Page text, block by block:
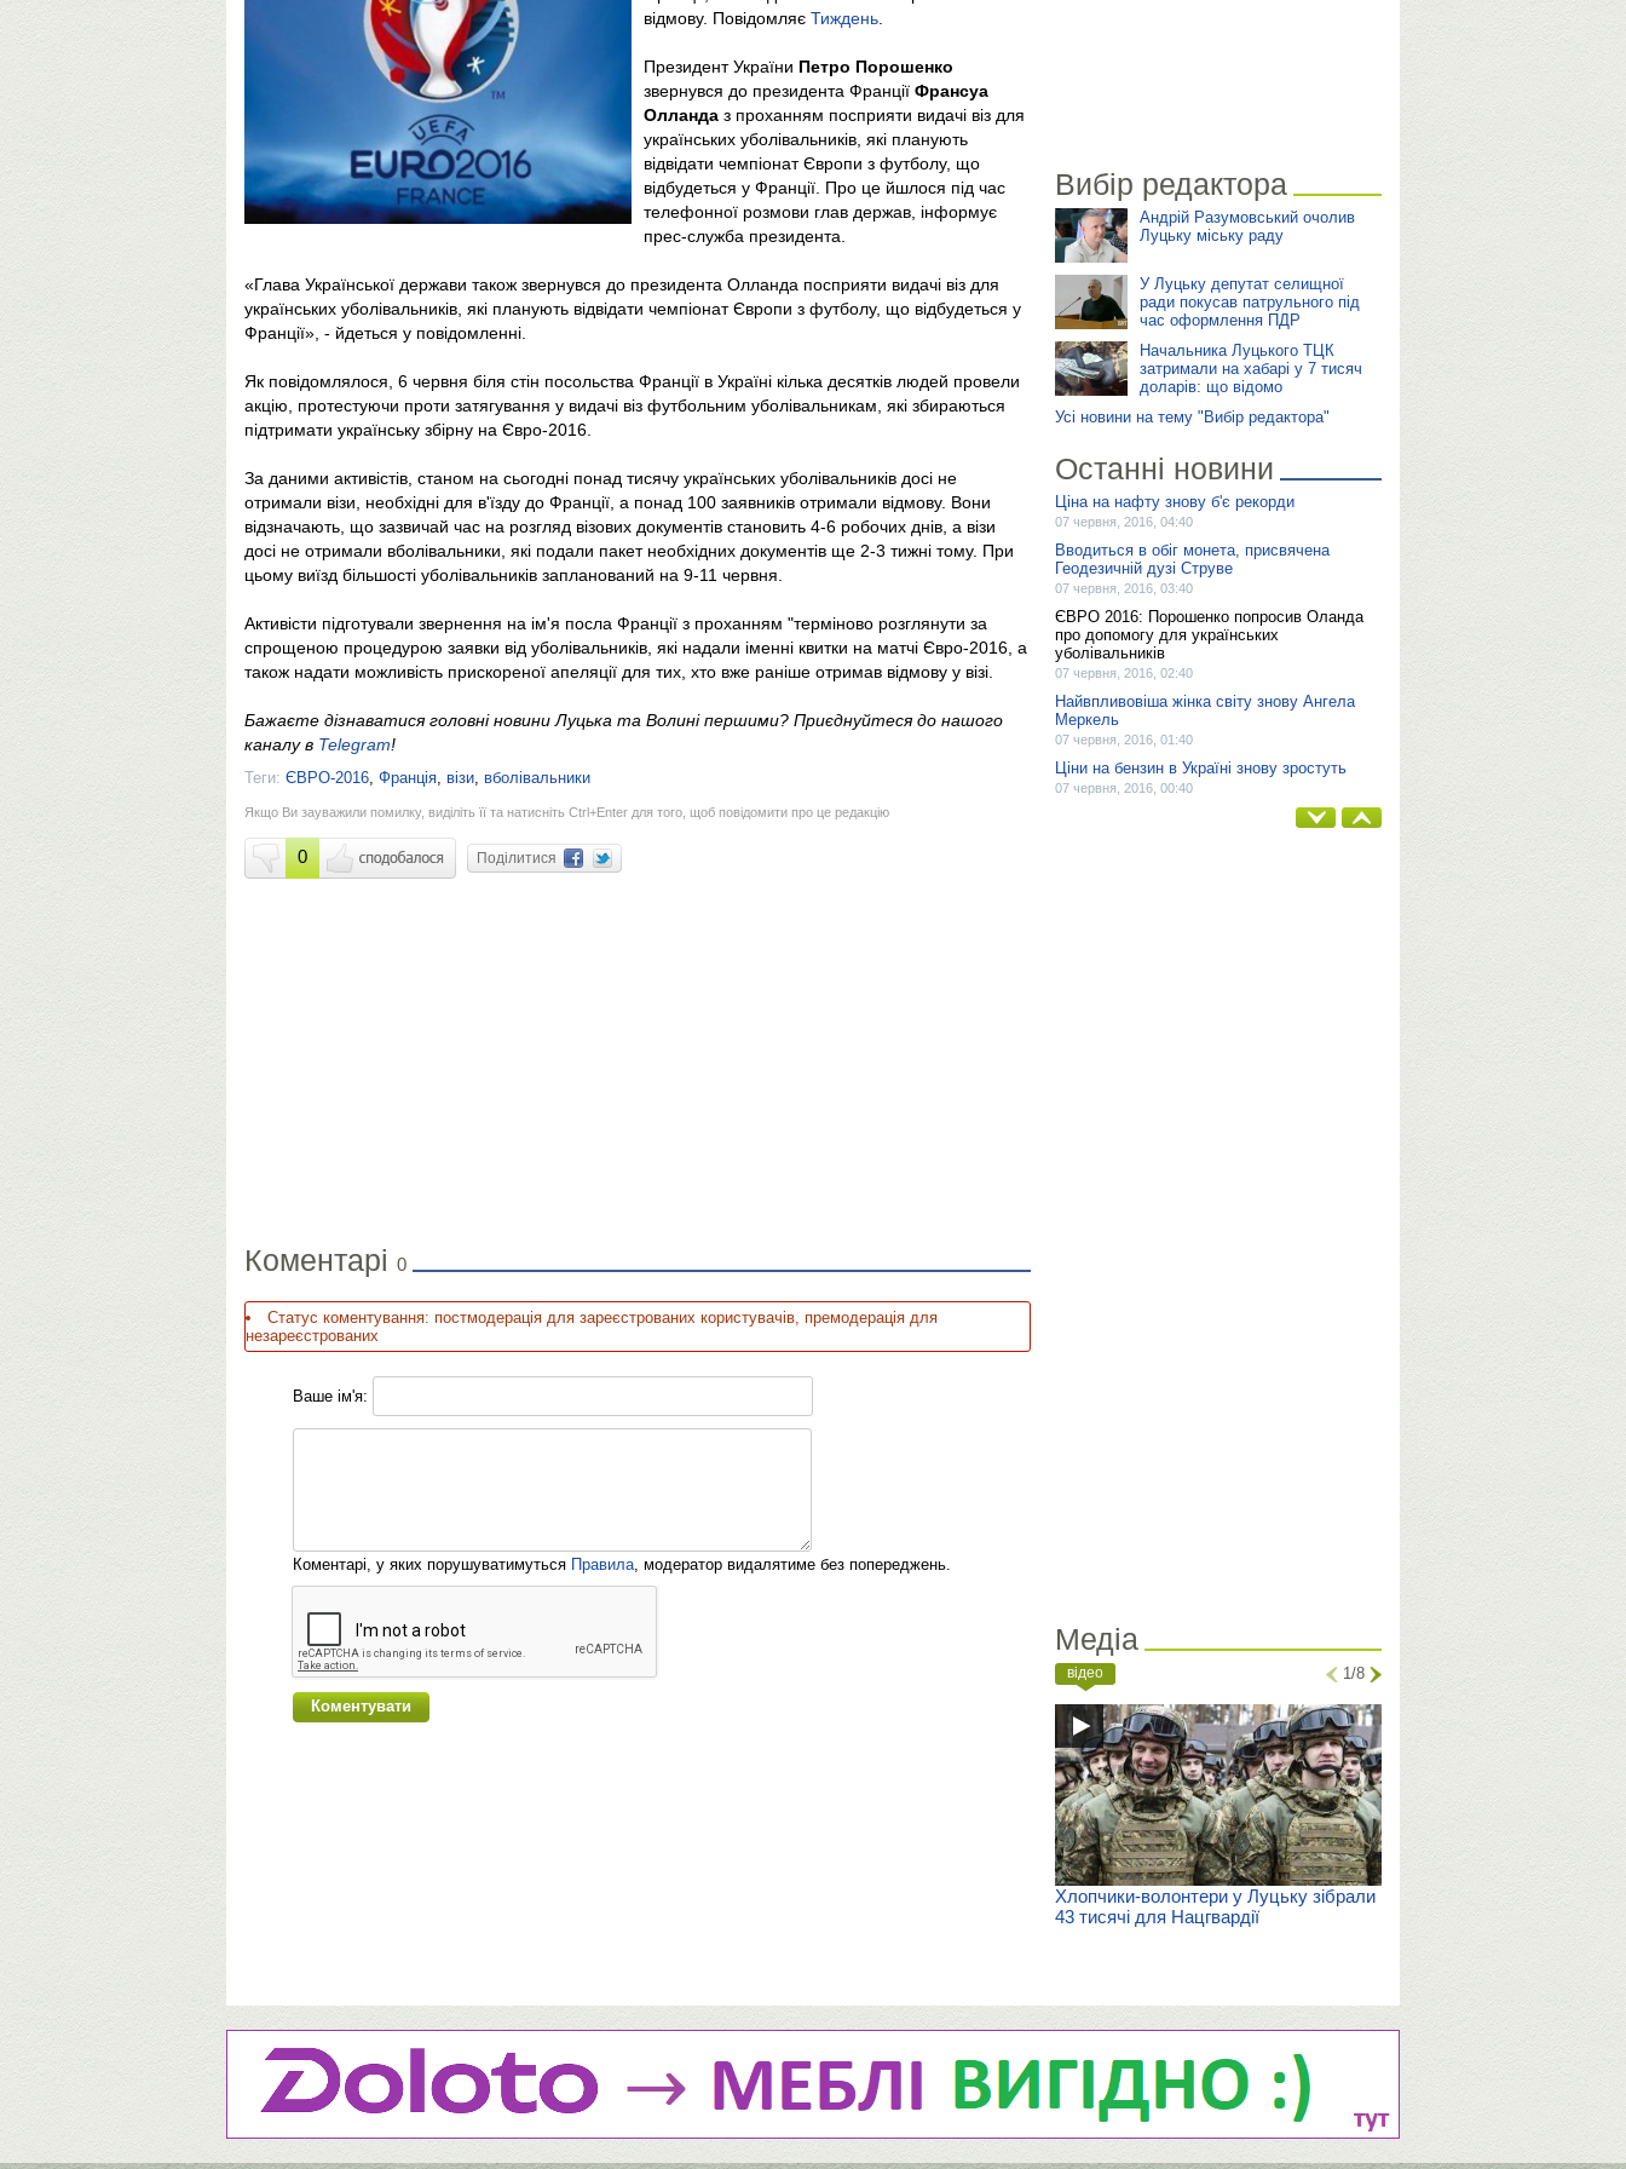
відмову. Повідомляє Тиждень
Президент України Петро Порошенко
звернувся до президента Франції Франсуа
Олланда з проханням посприяти видачі віз для
українських уболівальників, які планують
відвідати чемпіонат Європи з футболу, що
відбудеться у Франції. Про це йшлося під час
телефонної розмови глав держав, інформує
прес-служба президента.
«Глава Української держави також звернувся до президента Олланда посприяти видачі віз для
українських уболівальників, які планують відвідати чемпіонат Європи з футболу, що відбудеться у
Франції», - йдеться у повідомленні.
Як повідомлялося, 6 червня біля стін посольства Франції в Україні кілька десятків людей провели
акцію, протестуючи проти затягування у видачі віз футбольним уболівальникам, які збираються
підтримати українську збірну на Євро-2016.
За даними активістів, станом на сьогодні понад тисячу українських уболівальників досі не
отримали візи, необхідні для в'їзду до Франції, а понад 100 заявників отримали відмову. Вони
відзначають, що зазвичай час на розгляд візових документів становить 4-6 робочих днів, а візи
досі не отримали вболівальники, які подали пакет необхідних документів ще 2-3 тижні тому. При
цьому виїзд більшості уболівальників запланований на 9-11 червня.
Активісти підготували звернення на ім'я посла Франції з проханням "терміново розглянути за
спрощеною процедурою заявки від уболівальників, які надали іменні квитки на матчі Євро-2016, а
також надати можливість прискореної апеляції для тих, хто вже раніше отримав відмову у візі.
Бажаєте дізнаватися головні новини Луцька та Волині першими? Приєднуйтеся до нашого
каналу в Telegram!
Теги: ЄВРО-2016, Франція, візи, вболівальники
Якщо Ви зауважили помилку, виділіть її та натисніть Ctrl+Enter для того, щоб повідомити про це редакцію
0 Поділитися
Коментарі 0
Статус коментування: постмодерація для зареєстрованих користувачів, премодерація для
незареєстрованих
Ваше ім'я:
Коментарі, у яких порушуватимуться Правила, модератор видалятиме без попереджень.
Вибір редактора
Андрій Разумовський очолив
Луцьку міську раду
У Луцьку депутат селищної
ради покусав патрульного під
час оформлення ПДР
Начальника Луцького ТЦК
затримали на хабарі у 7 тисяч
доларів: що відомо
Усі новини на тему "Вибір редактора"
Останні новини
Ціна на нафту знову б'є рекорди
07 червня, 2016, 04:40
Вводиться в обіг монета, присвячена
Геодезичній дузі Струве
07 червня, 2016, 03:40
ЄВРО 2016: Порошенко попросив Оланда
про допомогу для українських
уболівальників
07 червня, 2016, 02:40
Найвпливовіша жінка світу знову Ангела
Меркель
07 червня, 2016, 01:40
Ціни на бензин в Україні знову зростуть
07 червня, 2016, 00:40
Медіа
відео 1/8
Хлопчики-волонтери у Луцьку зібрали
43 тисячі для Нацгвардії